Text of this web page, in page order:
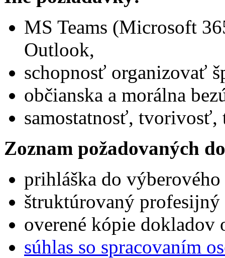
MS Teams (Microsoft
Outlook,
schopnosť organizovať
občianska a morálna
samostatnosť,
Zoznam požadovaných
prihláška do
štruktúrovaný
overené kópie dokladov
súhlas so spracovaním